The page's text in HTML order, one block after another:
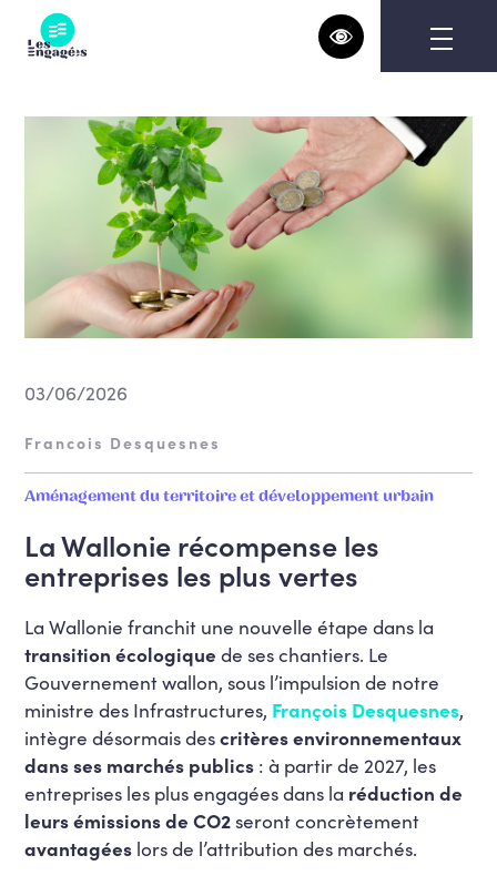
content
03/06/2026
Aménagement du territoire et développement urbain
Francois Desquesnes
La Wallonie récompense les
entreprises les plus vertes
La Wallonie franchit une nouvelle étape dans la
transition écologique de ses chantiers. Le
Gouvernement wallon, sous l’impulsion de notre
ministre des Infrastructures, François Desquesnes,
intègre désormais descritères environnementaux
dans ses marchés publics : à partir de 2027, les
entreprises les plus engagées dans la réduction de
leurs émissions de CO2seront concrètement
avantagées lors de l’attribution des marchés.